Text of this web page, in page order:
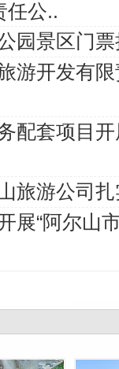
任公..
园景区门
游开发有
配套项目
游公司扎
展“阿尔山